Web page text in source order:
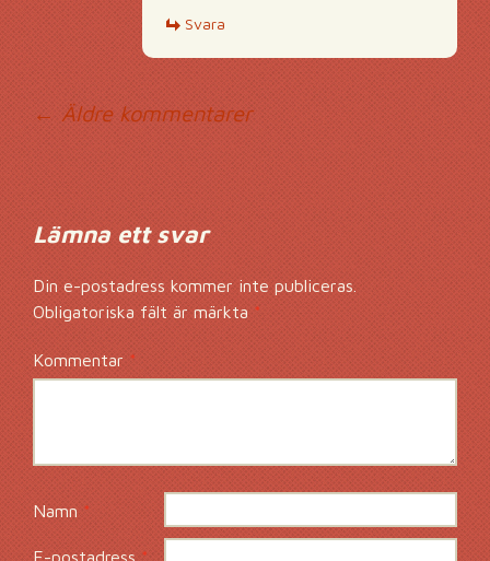
Svara
← Äldre kommentarer
Lämna ett svar
Din e-postadress kommer inte publiceras.
Obligatoriska fält är märkta*
Kommentar*
Namn*
E-postadress*